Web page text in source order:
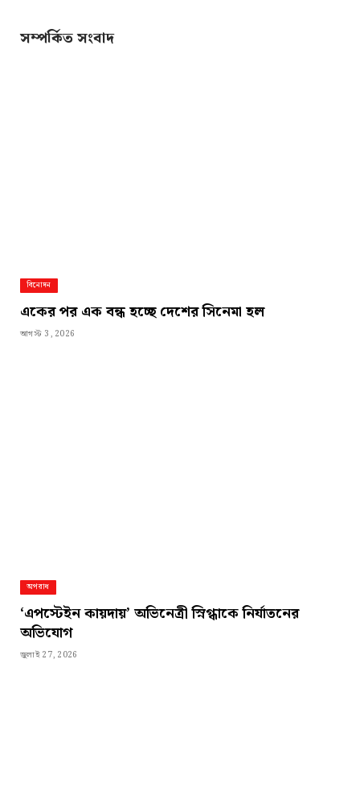
সম্পর্কিত সংবাদ
বিনোদন
একের পর এক বন্ধ হচ্ছে দেশের সিনেমা হল
আগস্ট 3, 2026
অপরাধ
‘এপস্টেইন কায়দায়’ অভিনেত্রী স্নিগ্ধাকে নির্যাতনের
অভিযোগ
জুলাই 27, 2026